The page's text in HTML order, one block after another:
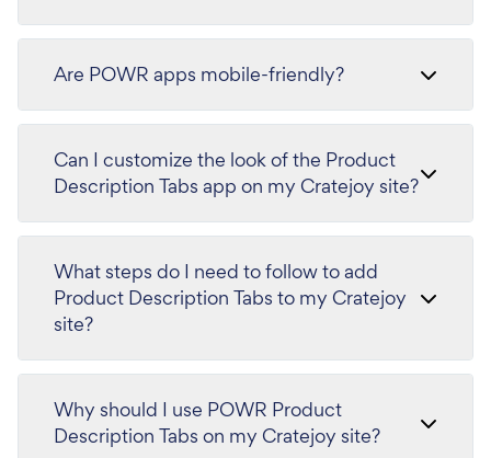
Are POWR apps mobile-friendly?
Can I customize the look of the Product
Description Tabs app on my Cratejoy site?
What steps do I need to follow to add
Product Description Tabs to my Cratejoy
site?
Why should I use POWR Product
Description Tabs on my Cratejoy site?